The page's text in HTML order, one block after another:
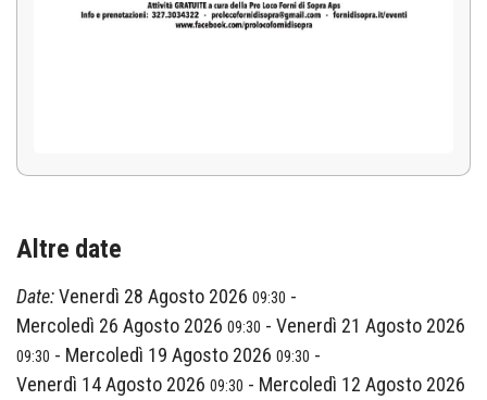
Altre date
Date:Venerdì 28 Agosto 2026 09:30 -
Mercoledì 26 Agosto 2026 09:30 - Venerdì 21 Agosto 2026
09:30 - Mercoledì 19 Agosto 2026 09:30 -
Venerdì 14 Agosto 2026 09:30 - Mercoledì 12 Agosto 2026